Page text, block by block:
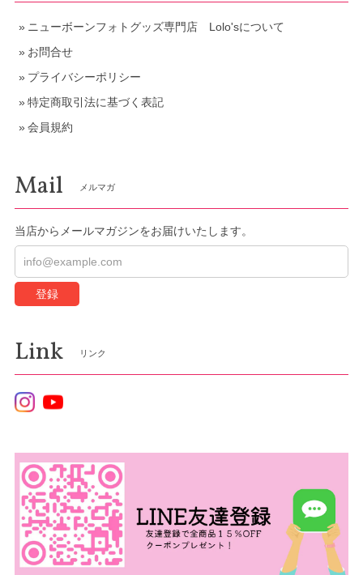
ニューボーンフォトグッズ専門店 Lolo'sについて
お問合せ
プライバシーポリシー
特定商取引法に基づく表記
会員規約
Mail メルマガ
当店からメールマガジンをお届けいたします。
登録
Link リンク